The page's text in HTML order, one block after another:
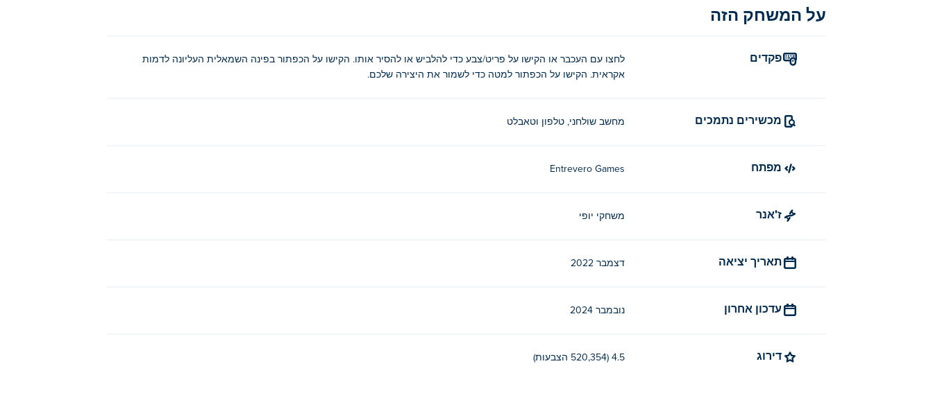
מי יצר את משחק התחפושות הקוואי?
אתם יכולים לשחק ב-Kawaii Dress-Up בחינם ב-Poki.
ניתן לשחק ב-Kawaii Dress-Up במחשב ובמכשירים ניידים כמו טלפונים וטאבלטים.
על המשחק הזה
פקדים
לחצו עם העכבר או הקישו על פריט/צבע כדי להלביש או להסיר אותו. הקישו על הכפתור בפינה השמאלית העליונה לדמות
אקראית. הקישו על הכפתור למטה כדי לשמור את היצירה שלכם.
מכשירים נתמכים מחשב שולחני, טלפון וטאבלט
מפתח Entrevero Games
ז'אנר משחקי יופי
תאריך יציאה דצמבר 2022
עדכון אחרון נובמבר 2024
דירוג 4.5 (520,354 הצבעות)